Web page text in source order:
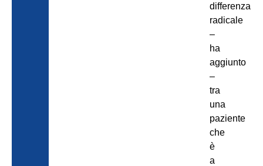
differenza
radicale
–
ha
aggiunto
–
tra
una
paziente
che
è
a